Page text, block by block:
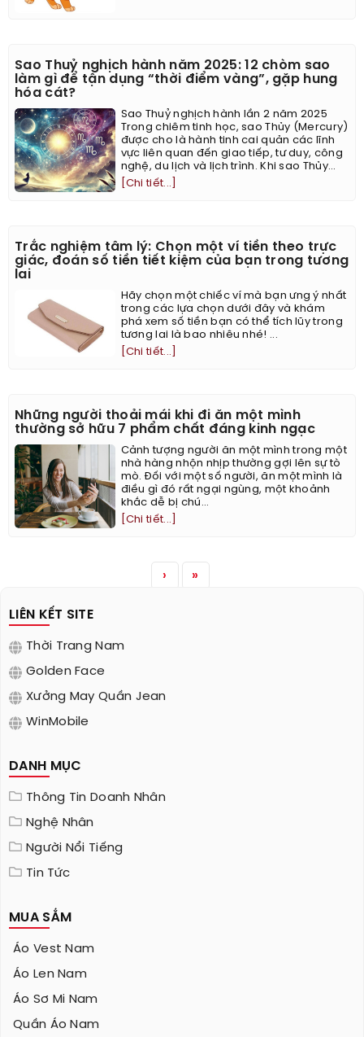
Sao Thuỷ nghịch hành năm 2025: 12 chòm sao
làm gì để tận dụng “thời điểm vàng”, gặp hung
hóa cát?
Sao Thuỷ nghịch hành lần 2 năm 2025
Trong chiêm tinh học, sao Thủy (Mercury)
được cho là hành tinh cai quản các lĩnh
vực liên quan đến giao tiếp, tư duy, công
nghệ, du lịch và lịch trình. Khi sao Thủy...
[Chi tiết...]
Trắc nghiệm tâm lý: Chọn một ví tiền theo trực
giác, đoán số tiền tiết kiệm của bạn trong tương
lai
Hãy chọn một chiếc ví mà bạn ưng ý nhất
trong các lựa chọn dưới đây và khám
phá xem số tiền bạn có thể tích lũy trong
tương lai là bao nhiêu nhé! ...
[Chi tiết...]
Những người thoải mái khi đi ăn một mình
thường sở hữu 7 phẩm chất đáng kinh ngạc
Cảnh tượng người ăn một mình trong một
nhà hàng nhộn nhịp thường gợi lên sự tò
mò. Đối với một số người, ăn một mình là
điều gì đó rất ngại ngùng, một khoảnh
khắc dễ bị chú...
[Chi tiết...]
› »
LIÊN KẾT SITE
Thời Trang Nam
Golden Face
Xưởng May Quần Jean
WinMobile
DANH MỤC
Thông Tin Doanh Nhân
Nghệ Nhân
Người Nổi Tiếng
Tin Tức
MUA SẮM
Áo Vest Nam
Áo Len Nam
Áo Sơ Mi Nam
Quần Áo Nam